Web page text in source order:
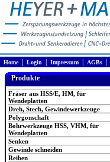
Home| Login Impressum AGBs
Produkte
Fräser aus HSS/E, HM, für
Wendeplatten
Dreh, Stech, Gewindewerkzeuge
Polygonschaft
Bohrwerkzeuge HSS, VHM, für
Wendeplatten
Senken
Gewinde schneiden
Reiben